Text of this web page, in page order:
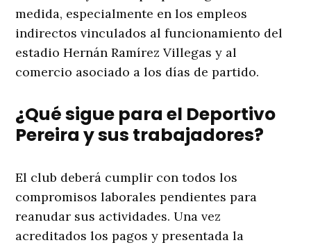
medida, especialmente en los empleos
indirectos vinculados al funcionamiento del
estadio Hernán Ramírez Villegas y al
comercio asociado a los días de partido.
¿Qué sigue para el Deportivo
Pereira y sus trabajadores?
El club deberá cumplir con todos los
compromisos laborales pendientes para
reanudar sus actividades. Una vez
acreditados los pagos y presentada la